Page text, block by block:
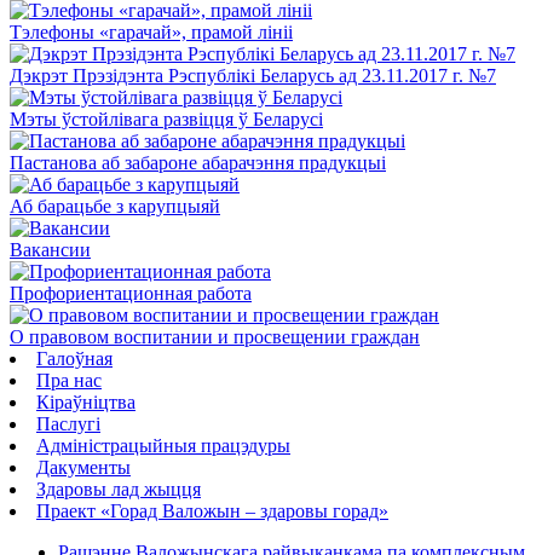
Тэлефоны «гарачай», прамой лініі
Дэкрэт Прэзідэнта Рэспублікі Беларусь ад 23.11.2017 г. №7
Мэты ўстойлівага развіцця ў Беларусі
Пастанова аб забароне абарачэння прадукцыі
Аб барацьбе з карупцыяй
Вакансии
Профориентационная работа
О правовом воспитании и просвещении граждан
Галоўная
Пра нас
Кіраўніцтва
Паслугi
Адміністрацыйныя працэдуры
Дакументы
Здаровы лад жыцця
Праект «Горад Валожын – здаровы горад»